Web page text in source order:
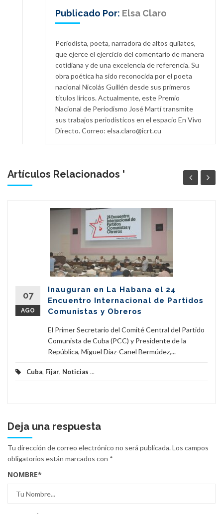
Publicado Por: Elsa Claro
Periodista, poeta, narradora de altos quilates,
que ejerce el ejercicio del comentario de manera
cotidiana y de una excelencia de referencia. Su
obra poética ha sido reconocida por el poeta
nacional Nicolás Guillén desde sus primeros
títulos líricos. Actualmente, este Premio
Nacional de Periodismo José Martí transmite
sus trabajos periodísticos en el espacio En Vivo
Directo. Correo: elsa.claro@icrt.cu
Artículos Relacionados '
07
AGO
Inauguran en La Habana el 24
Encuentro Internacional de Partidos
Comunistas y Obreros
El Primer Secretario del Comité Central del Partido
Comunista de Cuba (PCC) y Presidente de la
República, Miguel Díaz-Canel Bermúdez,...
Cuba, Fijar, Noticias ...
Deja una respuesta
Tu dirección de correo electrónico no será publicada.Los campos
obligatorios están marcados con *
NOMBRE*